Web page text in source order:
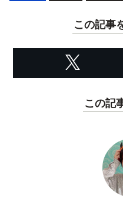
この記事
この記